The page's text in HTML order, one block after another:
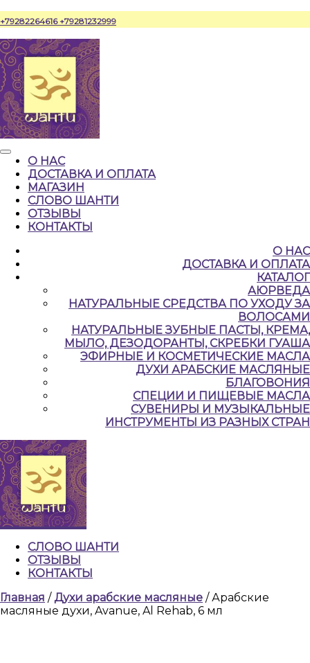
Перейти
к
содержимому
+79282264616+79281232999
Кнопка
ОткрытьО НАС
ДОСТАВКА И ОПЛАТА
МАГАЗИН
СЛОВО ШАНТИ
ОТЗЫВЫ
КОНТАКТЫ
ЗАКРЫТЬ
О НАС
ДОСТАВКА И ОПЛАТА
КАТАЛОГ
АЮРВЕДА
НАТУРАЛЬНЫЕ CРЕДСТВА ПО УХОДУ ЗА
ВОЛОСАМИ
НАТУРАЛЬНЫЕ ЗУБНЫЕ ПАСТЫ, КРЕМА,
МЫЛО, ДЕЗОДОРАНТЫ, СКРЕБКИ ГУАША
ЭФИРНЫЕ И КОСМЕТИЧЕСКИЕ МАСЛА
ДУХИ АРАБСКИЕ МАСЛЯНЫЕ
БЛАГОВОНИЯ
СПЕЦИИ И ПИЩЕВЫЕ МАСЛА
СУВЕНИРЫ И МУЗЫКАЛЬНЫЕ
ИНСТРУМЕНТЫ ИЗ РАЗНЫХ СТРАН
СЛОВО ШАНТИ
ОТЗЫВЫ
КОНТАКТЫ
КНОПКА
ЗАКРЫТЬ
Главная /Духи арабские масляные / Арабские
масляные духи, Avanue, Al Rehab, 6 мл